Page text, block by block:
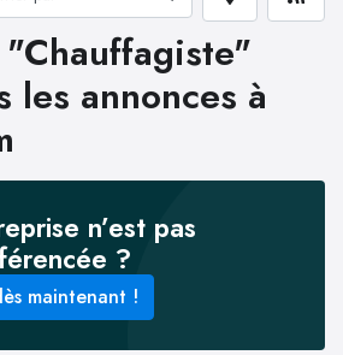
"Chauffagiste"
les annonces à
n’est pas
?
maintenant !